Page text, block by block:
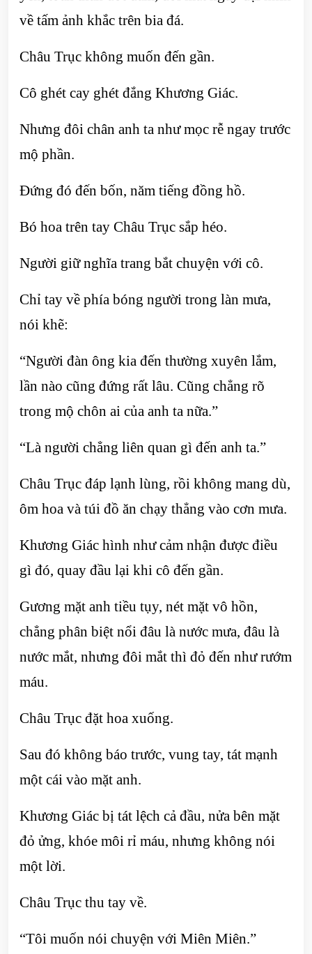
về tấm ảnh khắc trên bia đá.
Châu Trục không muốn đến gần.
Cô ghét cay ghét đắng Khương Giác.
Nhưng đôi chân anh ta như mọc rễ ngay trước
mộ phần.
Đứng đó đến bốn, năm tiếng đồng hồ.
Bó hoa trên tay Châu Trục sắp héo.
Người giữ nghĩa trang bắt chuyện với cô.
Chỉ tay về phía bóng người trong làn mưa,
nói khẽ:
“Người đàn ông kia đến thường xuyên lắm,
lần nào cũng đứng rất lâu. Cũng chẳng rõ
trong mộ chôn ai của anh ta nữa.”
“Là người chẳng liên quan gì đến anh ta.”
Châu Trục đáp lạnh lùng, rồi không mang dù,
ôm hoa và túi đồ ăn chạy thẳng vào cơn mưa.
Khương Giác hình như cảm nhận được điều
gì đó, quay đầu lại khi cô đến gần.
Gương mặt anh tiều tụy, nét mặt vô hồn,
chẳng phân biệt nổi đâu là nước mưa, đâu là
nước mắt, nhưng đôi mắt thì đỏ đến như rướm
máu.
Châu Trục đặt hoa xuống.
Sau đó không báo trước, vung tay, tát mạnh
một cái vào mặt anh.
Khương Giác bị tát lệch cả đầu, nửa bên mặt
đỏ ửng, khóe môi rỉ máu, nhưng không nói
một lời.
Châu Trục thu tay về.
“Tôi muốn nói chuyện với Miên Miên.”